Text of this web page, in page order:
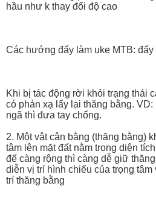
hầu như k thay đổi độ cao
Các hướng đẩy làm uke MTB:
Khi bị tác động rời khỏi trạng thái
có phản xạ lấy lại thăng bằng.
ngã thì đưa tay chống.
2. Một vật cân bằng (thăng bằng)
tâm lên mặt đất nằm trong diện
đế càng rộng thì càng dễ giữ
diễn vị trí hình chiếu của trọng
trí thăng bằng